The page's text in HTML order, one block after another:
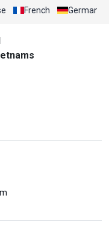
French German